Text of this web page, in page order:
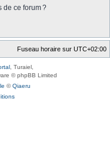
de ce forum ?
Fuseau horaire sur UTC+02:00
, Turaiel,
© phpBB Limited
©Qiaeru